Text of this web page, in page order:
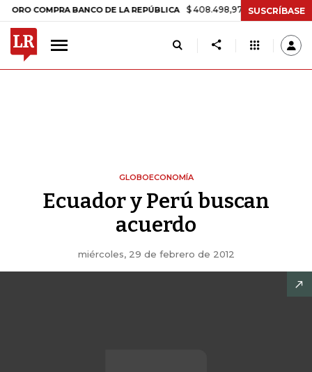
BANCO DE LA REPÚBLICA $ 408.498,97 +$ 8.753,81 +2,19%
SUSCRÍBASE
GLOBOECONOMÍA
Ecuador y Perú buscan
acuerdo
miércoles, 29 de febrero de 2012